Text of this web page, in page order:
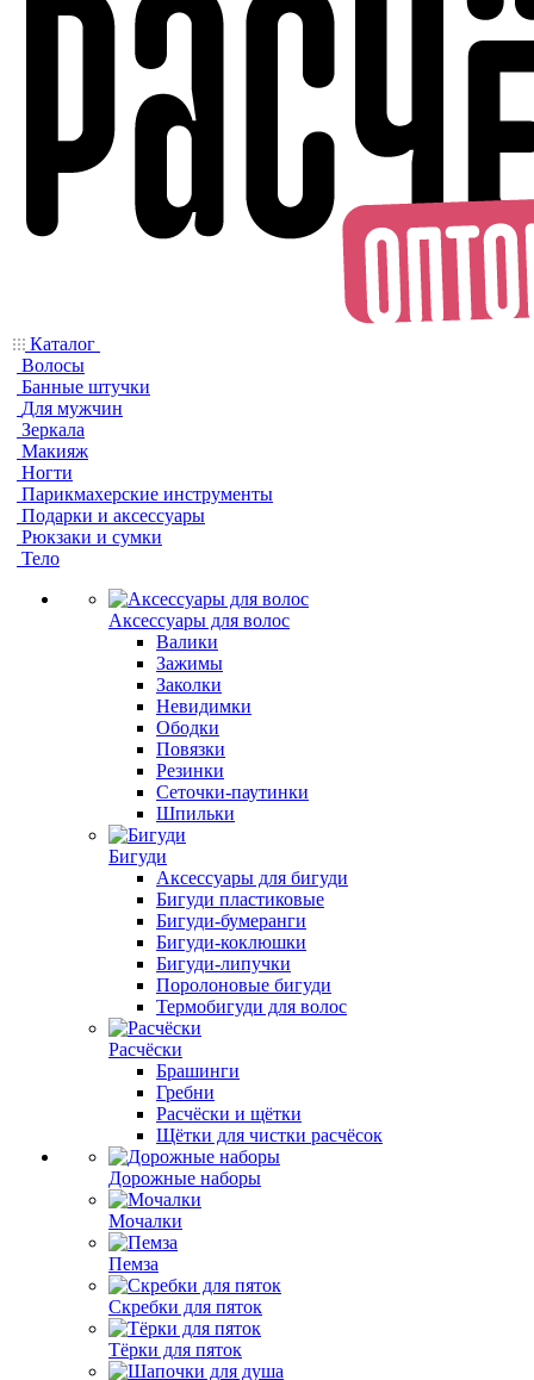
Каталог
Волосы
Банные штучки
Для мужчин
Зеркала
Макияж
Ногти
Парикмахерские инструменты
Подарки и аксессуары
Рюкзаки и сумки
Тело
Аксессуары для волос
Валики
Зажимы
Заколки
Невидимки
Ободки
Повязки
Резинки
Сеточки-паутинки
Шпильки
Бигуди
Аксессуары для бигуди
Бигуди пластиковые
Бигуди-бумеранги
Бигуди-коклюшки
Бигуди-липучки
Поролоновые бигуди
Термобигуди для волос
Расчёски
Брашинги
Гребни
Расчёски и щётки
Щётки для чистки расчёсок
Дорожные наборы
Мочалки
Пемза
Скребки для пяток
Тёрки для пяток